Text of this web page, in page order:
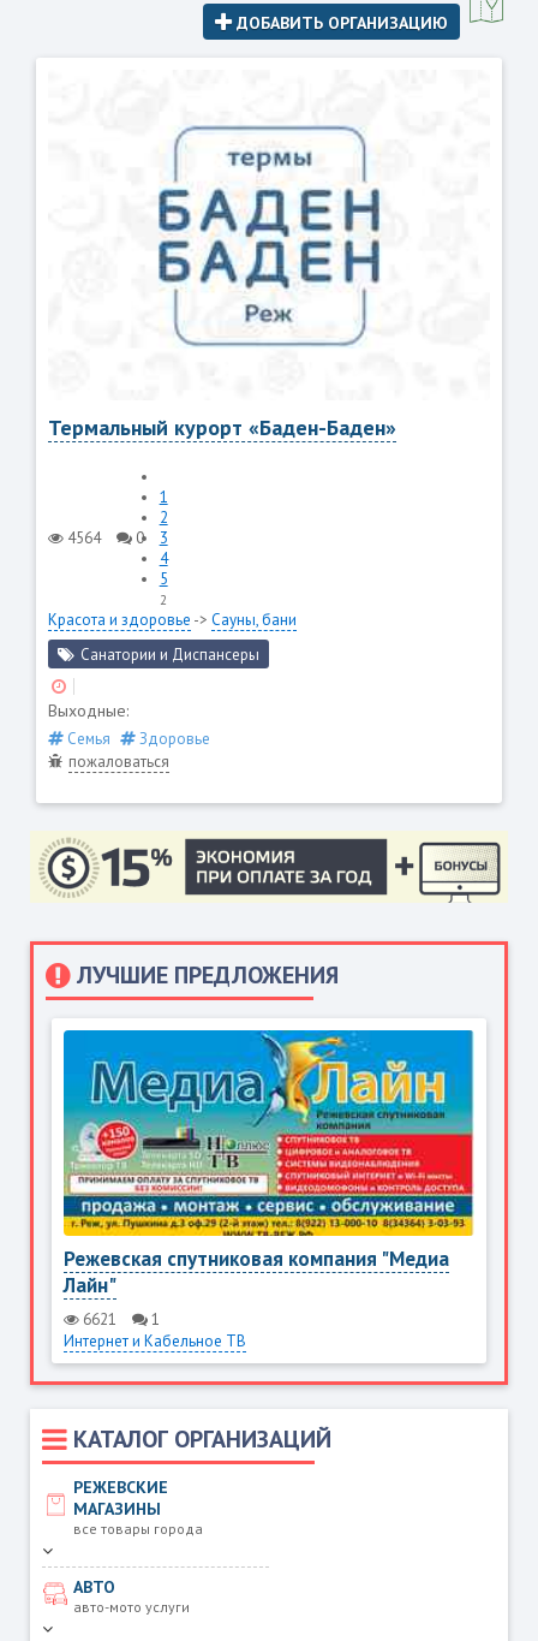
ЛУЧШИЕ ПРЕДЛОЖЕНИЯ
Режевская спутниковая компания "Медиа
Лайн"
6621
1
Интернет и Кабельное ТВ
КАТАЛОГ ОРГАНИЗАЦИЙ
РЕЖЕВСКИЕ
МАГАЗИНЫ
все товары города
АВТО
авто-мото услуги
ДОБАВИТЬ ОРГАНИЗАЦИЮ
Термальный курорт «Баден-Баден»
4564 0
1
2
3
4
5
2
Красота и здоровье -> Сауны, бани
Санатории и Диспансеры
Выходные:
Семья
Здоровье
пожаловаться